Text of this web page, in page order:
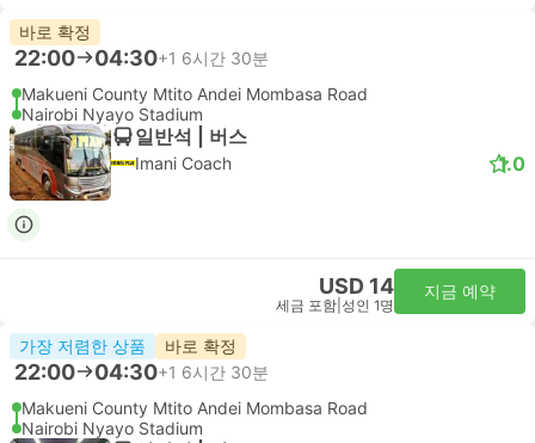
바로 확정
22:00 04:30+1 6시간 30분
Makueni County Mtito Andei Mombasa Road
Nairobi Nyayo Stadium
일반석 | 버스
Imani Coach 1.0
USD 14
세금 포함 성인 1명
지금 예약
가장 저렴한 상품 바로 확정
22:00 04:30+1 6시간 30분
Makueni County Mtito Andei Mombasa Road
Nairobi Nyayo Stadium